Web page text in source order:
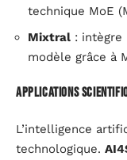
technique MoE
Mixtral : intègre
modèle grâce à
Applications
L’intelligence
technologique.